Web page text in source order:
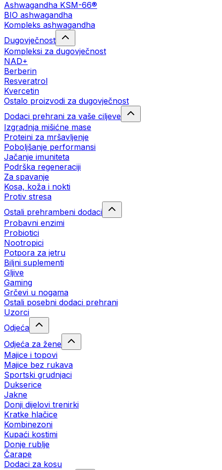
Ashwagandha KSM-66®
BIO ashwagandha
Kompleks ashwagandha
Dugovječnost
Kompleksi za dugovječnost
NAD+
Berberin
Resveratrol
Kvercetin
Ostalo proizvodi za dugovječnost
Dodaci prehrani za vaše ciljeve
Izgradnja mišićne mase
Proteini za mršavljenje
Poboljšanje performansi
Jačanje imuniteta
Podrška regeneraciji
Za spavanje
Kosa, koža i nokti
Protiv stresa
Ostali prehrambeni dodaci
Probavni enzimi
Probiotici
Nootropici
Potpora za jetru
Biljni suplementi
Gljive
Gaming
Grčevi u nogama
Ostali posebni dodaci prehrani
Uzorci
Odjeća
Odjeća za žene
Majice i topovi
Majice bez rukava
Sportski grudnjaci
Dukserice
Jakne
Donji dijelovi trenirki
Kratke hlačice
Kombinezoni
Kupaći kostimi
Donje rublje
Čarape
Dodaci za kosu